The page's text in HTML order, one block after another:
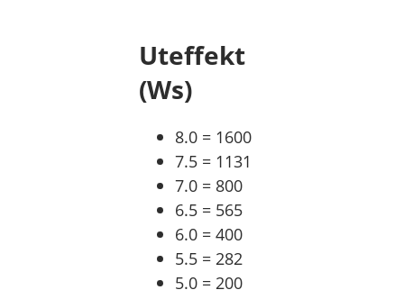
Uteffekt
(Ws)
8.0 = 1600
7.5 = 1131
7.0 = 800
6.5 = 565
6.0 = 400
5.5 = 282
5.0 = 200